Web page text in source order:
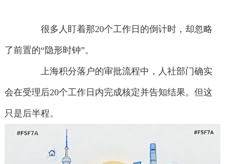
很多人盯着那20个工作日的倒计时，却忽略
了前置的“隐形时钟”。
上海积分落户的审批流程中，人社部门确实
会在受理后20个工作日内完成核定并告知结果。但这
只是后半程。